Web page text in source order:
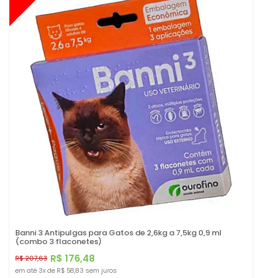
Banni 3 Antipulgas para Gatos de 2,6kg a 7,5kg 0,9 ml
(combo 3 flaconetes)
R$ 176,48
R$ 207,63
em até 3x de R$ 58,83 sem juros